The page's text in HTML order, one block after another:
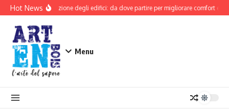
Salta al contenuto
Hot News
Riqualificazione degli edifici: da dove partire per migliorare comfort e
Menu